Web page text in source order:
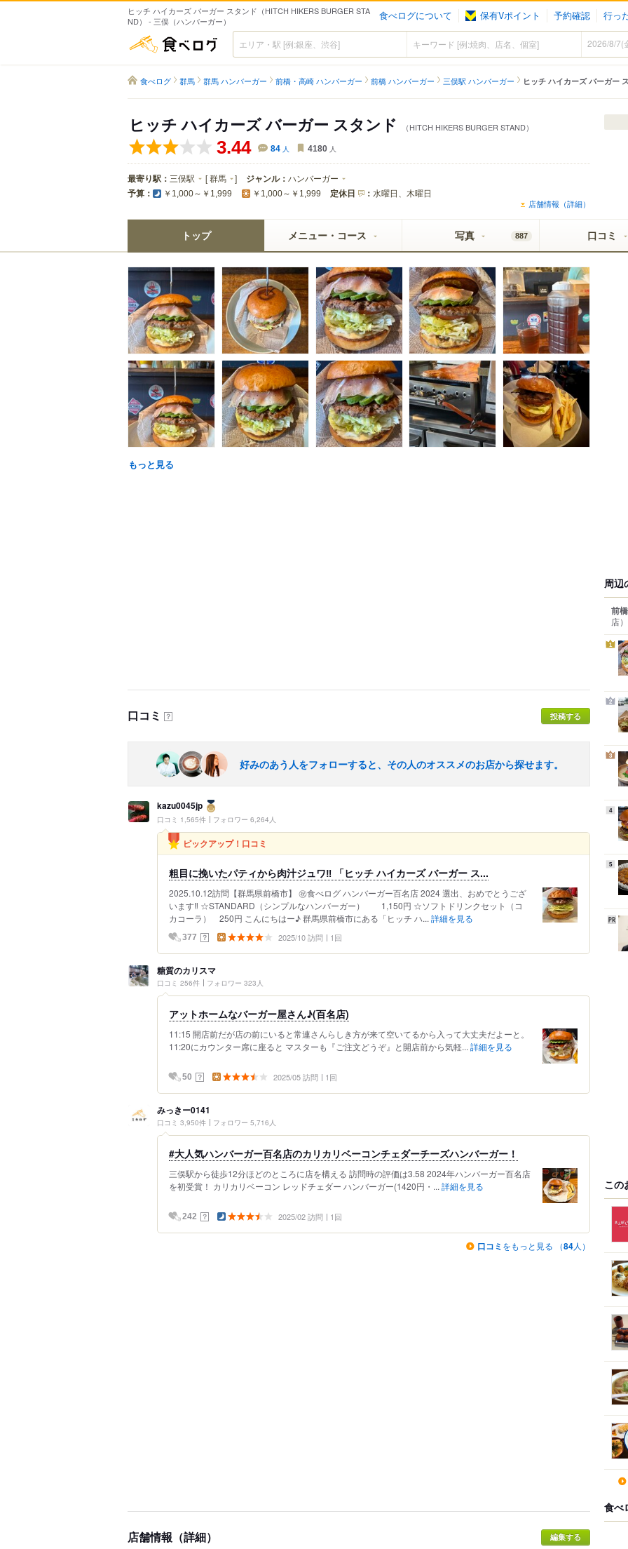
ヒッチ ハイカーズ バーガー スタンド（HITCH HIKERS BURGER STA
ND） - 三俣（ハンバーガー）
食べログについて 保有Vポイント 予約確認 行っ
食べログ
食べログ 群馬 群馬 ハンバーガー 前橋・高崎 ハンバーガー 前橋 ハンバーガー 三俣駅 ハンバーガー ヒッチ ハイカーズ バーガー
ヒッチ ハイカーズ バーガー スタンド （HITCH HIKERS BURGER STAND）
3.44 84 人 4180 人
最寄り駅： 三俣駅 [群馬 ] ジャンル： ハンバーガー
予算： ￥1,000～￥1,999 ￥1,000～￥1,999 定休日 ： 水曜日、木曜日
店舗情報（詳細）
トップ メニュー・コース 写真 887 口コミ
もっと見る
口コミ ？ 投稿する
好みのあう人をフォローすると、その人のオススメのお店から探せます。
kazu0045jp
口コミ 1,565件 フォロワー 6,264人
ピックアップ！口コミ
粗目に挽いたパティから肉汁ジュワ‼︎ 「ヒッチ ハイカーズ バーガー ス...
2025.10.12訪問【群馬県前橋市】 ㊗️食べログ ハンバーガー百名店 2024 選出、おめでとうござ
います‼︎ ☆STANDARD（シンプルなハンバーガー） 1,150円 ☆ソフトドリンクセット（コ
カコーラ） 250円 こんにちはー♪ 群馬県前橋市にある「ヒッチ ハ... 詳細を見る
377 ？ 2025/10 訪問 1回
糖質のカリスマ
口コミ 256件 フォロワー 323人
アットホームなバーガー屋さん♪(百名店)
11:15 開店前だが店の前にいると常連さんらしき方が来て空いてるから入って大丈夫だよーと。
11:20にカウンター席に座ると マスターも『ご注文どうぞ』と開店前から気軽... 詳細を見る
50 ？ 2025/05 訪問 1回
みっきー0141
口コミ 3,950件 フォロワー 5,716人
#大人気ハンバーガー百名店のカリカリベーコンチェダーチーズハンバーガー！
三俣駅から徒歩12分ほどのところに店を構える 訪問時の評価は3.58 2024年ハンバーガー百名店
を初受賞！ カリカリベーコン レッドチェダー ハンバーガー(1420円・... 詳細を見る
242 ？ 2025/02 訪問 1回
口コミ をもっと見る （84人）
店舗情報（詳細）
周辺
前
店）
1
2
3
4
5
この
食べ